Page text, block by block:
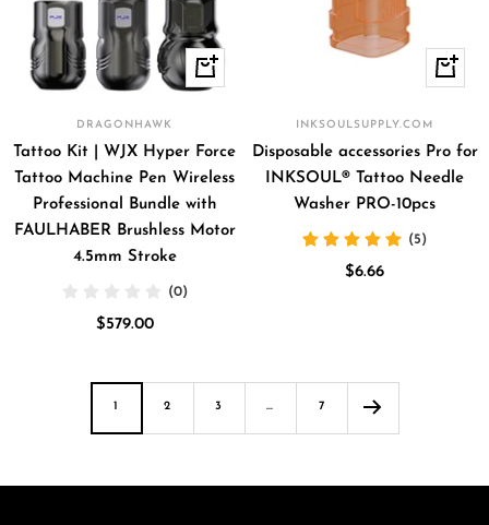
+
Añadir
DRAGONHAWK
Tattoo Kit | WJX Hyper Force
Tattoo Machine Pen Wireless
Professional Bundle with
FAULHABER Brushless Motor
4.5mm Stroke
(0)
Precio
venta
$579.00
+
INKSOULSUPPLY.COM
Disposable accessories Pro for
INKSOUL® Tattoo Needle
Washer PRO-10pcs
(5)
Precio
$6.66
1 2 3 … 7